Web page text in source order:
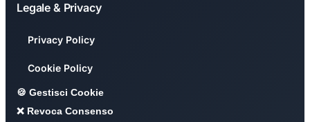
Legale & Privacy
Privacy Policy
Cookie Policy
🍪 Gestisci Cookie
❌ Revoca Consenso